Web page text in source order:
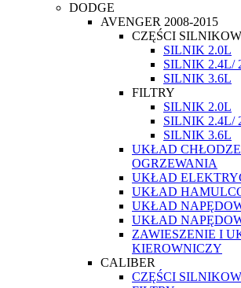
DODGE
AVENGER 2008-2015
CZĘŚCI
SILNIK 2.0L
SILNIK 2.4L/
SILNIK 3.6L
FILTRY
SILNIK 2.0L
SILNIK 2.4L/
SILNIK 3.6L
UKŁAD
OGRZEWANIA
UKŁAD
UKŁAD
UKŁAD
UKŁAD
ZAWIESZENIE I
KIEROWNICZY
CALIBER
CZĘŚCI